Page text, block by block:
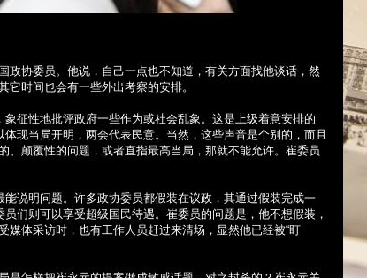
政协委员。他说，自己一点也不知道，有关方面找他谈话，然
它时间也会有一些外出考察的安排。
征性地批评政府一些作为或社会乱象。这是上级着意安排的
现当局开明，两会代表民意。当然，这些声音是个别的，而且
、颠覆性的问题，或者直指最高当局，那就不能允许。崔委员
说明问题。许多政协委员都假装在议政，其通过假装完成一
们则可以享受超级国民待遇。崔委员的问题是，他不想假装，
体采访时，也有工作人员赶过来清场，显然他已经被“盯